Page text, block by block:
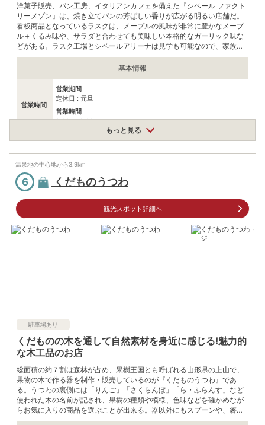
洋菓子販売、パン工房、イタリアンカフェを備えた『シベール ファクト
リーメゾン』は、焼き立てパンの芳ばしい香りが広がる明るい店舗だ。
看板商品となっているラスクは、メープルの風味が非常に豊かなメープ
ル＋くるみ味や、サラダと合わせても美味しい本格的なガーリック味な
どがある。ラスク工場とシベールアリーナは見学も可能なので、家族連
れにも嬉しい。
基本情報
営業時間
営業期間
定休日 : 元旦
営業時間
9:00〜19:00
料金 彩りラスク1080円/込
住所
車
山形上山ICより車でスグ
公共交通機関
·JR山形駅前より、山交バス 高松葉山行き(約20分)表蔵王口下車
より徒歩約10分 ·かみのやま温泉駅よりタクシーで約15分
自身でお問合せください。
もっと見る
温泉地の中心地から3.9km
6 くだものうつわ
観光スポット詳細へ
駐車場あり
くだものの木を通して自然素材を身近に感じる!魅力的
な木工品のお店
総面積の約７割は森林が占め、果樹王国とも呼ばれる山形県の上山で、
果物の木で作る器を制作・販売しているのが『くだものうつわ』であ
る。うつわの裏側には「りんご」「さくらんぼ」「ら・ふらんす」など
使われた木の名前が記され、果樹の種類や模様、色味などを確かめなが
らお気に入りの商品を選ぶことが出来る。器以外にもスプーンや、箸置
き、マグカップなど、普段の暮らしが楽しくなるようなアイテムが目白